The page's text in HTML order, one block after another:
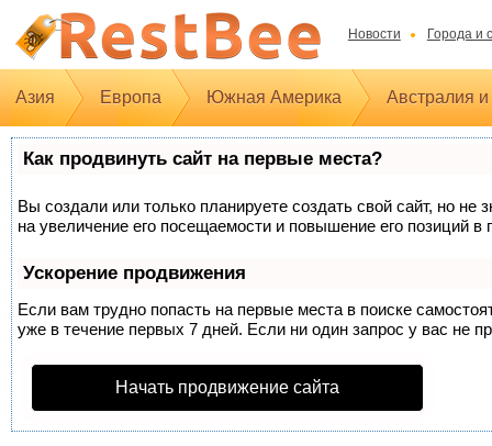
Новости Города и
Азия Европа Южная Америка Австралия
Как продвинуть сайт на первые места?
Вы создали или только планируете создать свой сайт, но
на увеличение его посещаемости и повышение его позиций в
Ускорение продвижения
Если вам трудно попасть на первые места в поиске
уже в течение первых 7 дней. Если ни один запрос у вас не
Начать продвижение сайта